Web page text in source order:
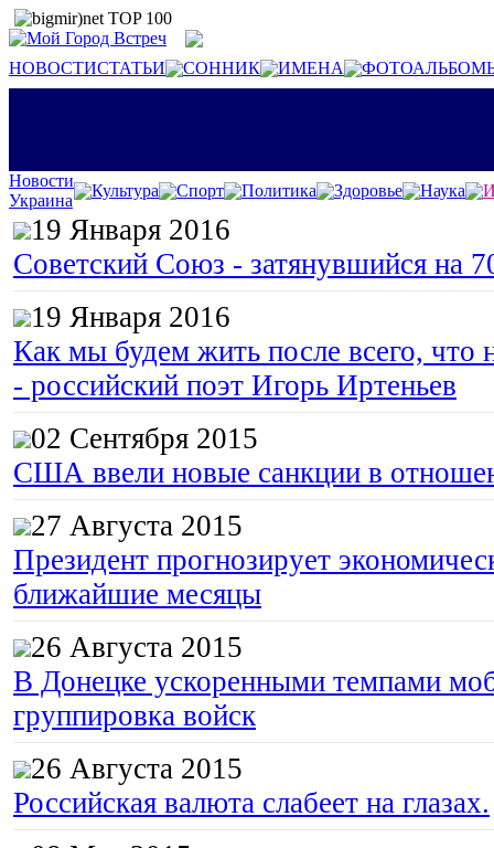
НОВОСТИСТАТЬИ СОННИК ИМЕНА
Новости
Украина
Культура Спорт Политика Здоровье Наука
19 Января 2016
Советский Союз - затянувшийся на
19 Января 2016
Как мы будем жить после всего, что
- российский поэт Игорь Иртеньев
02 Сентября 2015
США ввели новые санкции в
27 Августа 2015
Президент прогнозирует
ближайшие месяцы
26 Августа 2015
В Донецке ускоренными темпами
группировка войск
26 Августа 2015
Российская валюта слабеет на глазах.